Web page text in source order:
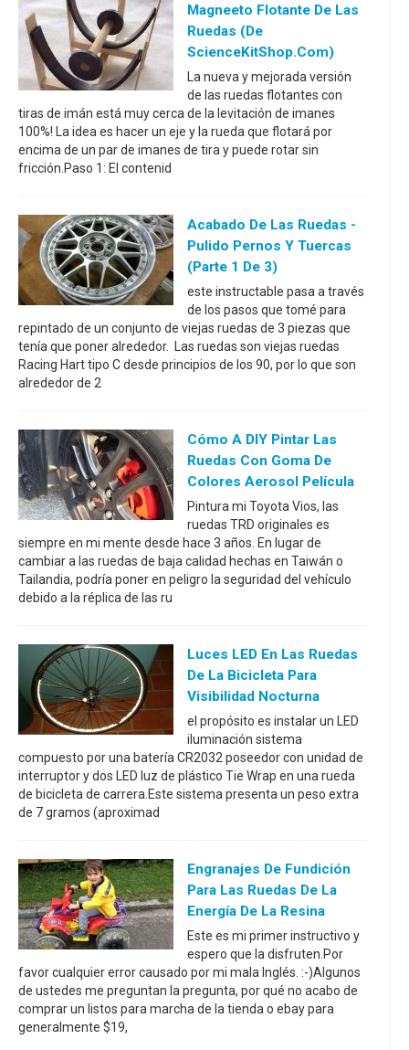
Magneeto Flotante De Las
Ruedas (de
ScienceKitShop.com)
La nueva y mejorada versión
de las ruedas flotantes con
tiras de imán está muy cerca de la levitación de imanes
100%! La idea es hacer un eje y la rueda que flotará por
encima de un par de imanes de tira y puede rotar sin
fricción.Paso 1: El contenid
Acabado De Las Ruedas -
Pulido Pernos Y Tuercas
(parte 1 De 3)
este instructable pasa a través
de los pasos que tomé para
repintado de un conjunto de viejas ruedas de 3 piezas que
tenía que poner alrededor. Las ruedas son viejas ruedas
Racing Hart tipo C desde principios de los 90, por lo que son
alrededor de 2
Cómo A DIY Pintar Las
Ruedas Con Goma De
Colores Aerosol Película
Pintura mi Toyota Vios, las
ruedas TRD originales es
siempre en mi mente desde hace 3 años. En lugar de
cambiar a las ruedas de baja calidad hechas en Taiwán o
Tailandia, podría poner en peligro la seguridad del vehículo
debido a la réplica de las ru
Luces LED En Las Ruedas
De La Bicicleta Para
Visibilidad Nocturna
el propósito es instalar un LED
iluminación sistema
compuesto por una batería CR2032 poseedor con unidad de
interruptor y dos LED luz de plástico Tie Wrap en una rueda
de bicicleta de carrera.Este sistema presenta un peso extra
de 7 gramos (aproximad
Engranajes De Fundición
Para Las Ruedas De La
Energía De La Resina
Este es mi primer instructivo y
espero que la disfruten.Por
favor cualquier error causado por mi mala Inglés. :-)Algunos
de ustedes me preguntan la pregunta, por qué no acabo de
comprar un listos para marcha de la tienda o ebay para
generalmente $19,